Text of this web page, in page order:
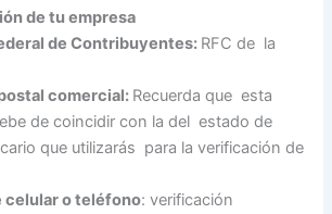
de tu empresa
de Contribuyentes: RFC de la
comercial: Recuerda que esta
de coincidir con la del estado de
que utilizarás para la verificación de
celular o teléfono: verificación